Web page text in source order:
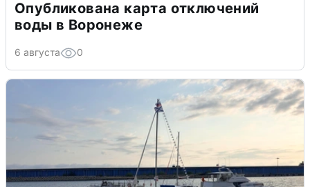
Опубликована карта отключений
воды в Воронеже
6 августа 0